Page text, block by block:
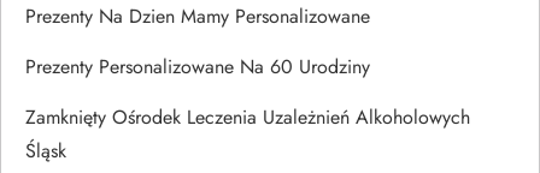
Prezenty Na Dzien Mamy Personalizowane
Prezenty Personalizowane Na 60 Urodziny
Zamknięty Ośrodek Leczenia Uzależnień Alkoholowych
Śląsk